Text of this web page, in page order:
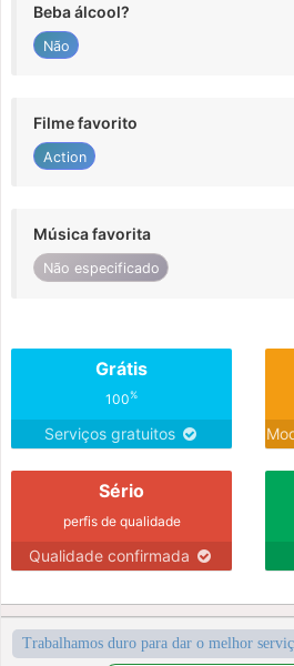
Beba álcool?
Não
Filme favorito
Action
Música favorita
Não especificado
Grátis
100%
Serviços gratuitos
Sério
perfis de qualidade
Qualidade confirmada
Trabalhamos duro para dar o melhor